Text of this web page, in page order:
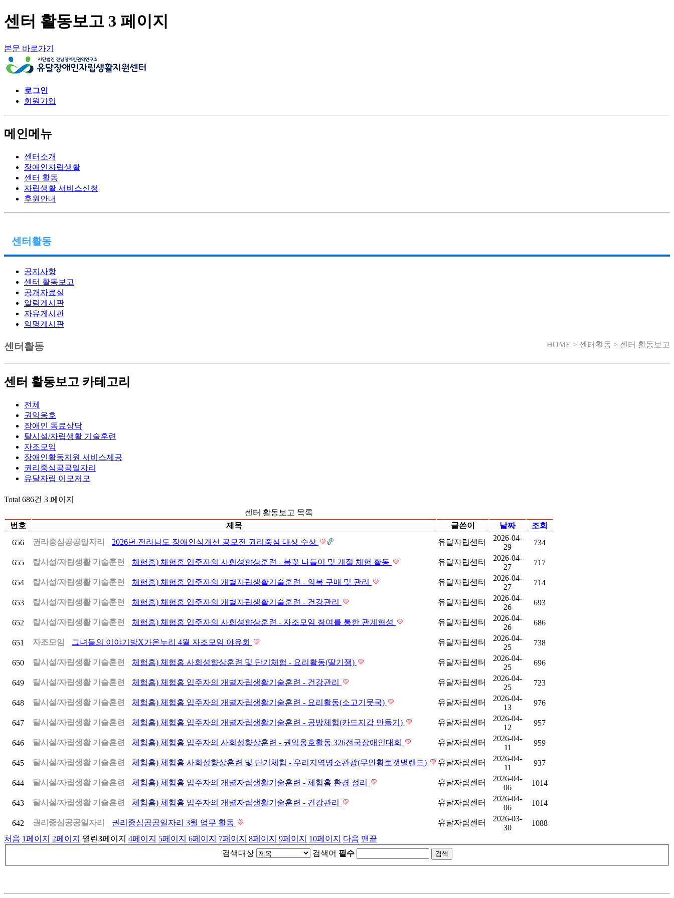
센터 활동보고 3 페이지
본문 바로가기
로그인
회원가입
메인메뉴
센터소개
장애인자립생활
센터 활동
자립생활 서비스신청
후원안내
센터활동
공지사항
센터 활동보고
공개자료실
알림게시판
자유게시판
익명게시판
센터활동 HOME > 센터활동 > 센터 활동보고
센터 활동보고 카테고리
전체
권익옹호
장애인 동료상담
탈시설/자립생활 기술훈련
자조모임
장애인활동지원 서비스제공
권리중심공공일자리
유달자립 이모저모
Total 686건 3 페이지
센터 활동보고 목록
번호
제목 글쓴이 날짜
조회
656
권리중심공공일자리 2026년 전라남도 장애인식개선 공모전 권리중심 대상 수상 유달자립센터
2026-04-
29
734
655 탈시설/자립생활 기술훈련 체험홈) 체험홈 입주자의 사회성향상훈련 - 봄꽃 나들이 및 계절 체험 활동 유달자립센터
2026-04-
27
717
654 탈시설/자립생활 기술훈련 체험홈) 체험홈 입주자의 개별자립생활기술훈련 - 의복 구매 및 관리 유달자립센터
2026-04-
27
714
653 탈시설/자립생활 기술훈련 체험홈) 체험홈 입주자의 개별자립생활기술훈련 - 건강관리 유달자립센터
2026-04-
26
693
652 탈시설/자립생활 기술훈련 체험홈) 체험홈 입주자의 사회성향상훈련 - 자조모임 참여를 통한 관계형성 유달자립센터
2026-04-
26
686
651 자조모임 그녀들의 이야기방X가온누리 4월 자조모임 야유회 유달자립센터
2026-04-
25
738
650 탈시설/자립생활 기술훈련 체험홈) 체험홈 사회성향상훈련 및 단기체험 - 요리활동(딸기잼) 유달자립센터
2026-04-
25
696
649 탈시설/자립생활 기술훈련 체험홈) 체험홈 입주자의 개별자립생활기술훈련 - 건강관리 유달자립센터
2026-04-
25
723
648 탈시설/자립생활 기술훈련 체험홈) 체험홈 입주자의 개별자립생활기술훈련 - 요리활동(소고기뭇국) 유달자립센터
2026-04-
13
976
647 탈시설/자립생활 기술훈련 체험홈) 체험홈 입주자의 개별자립생활기술훈련 - 공방체험(카드지갑 만들기) 유달자립센터
2026-04-
12
957
646 탈시설/자립생활 기술훈련 체험홈) 체험홈 입주자의 사회성향상훈련 - 권익옹호활동 326전국장애인대회 유달자립센터
2026-04-
11
959
645 탈시설/자립생활 기술훈련 체험홈) 체험홈 사회성향상훈련 및 단기체험 - 우리지역명소관광(무안황토갯벌랜드) 유달자립센터
2026-04-
11
937
644 탈시설/자립생활 기술훈련 체험홈) 체험홈 입주자의 개별자립생활기술훈련 - 체험홈 환경 정리 유달자립센터
2026-04-
06
1014
643 탈시설/자립생활 기술훈련 체험홈) 체험홈 입주자의 개별자립생활기술훈련 - 건강관리 유달자립센터
2026-04-
06
1014
642 권리중심공공일자리 권리중심공공일자리 3월 업무 활동 유달자립센터
2026-03-
30
1088
처음 1페이지 2페이지 열린3페이지 4페이지 5페이지 6페이지 7페이지 8페이지 9페이지 10페이지 다음 맨끝
검색대상
검색어 필수